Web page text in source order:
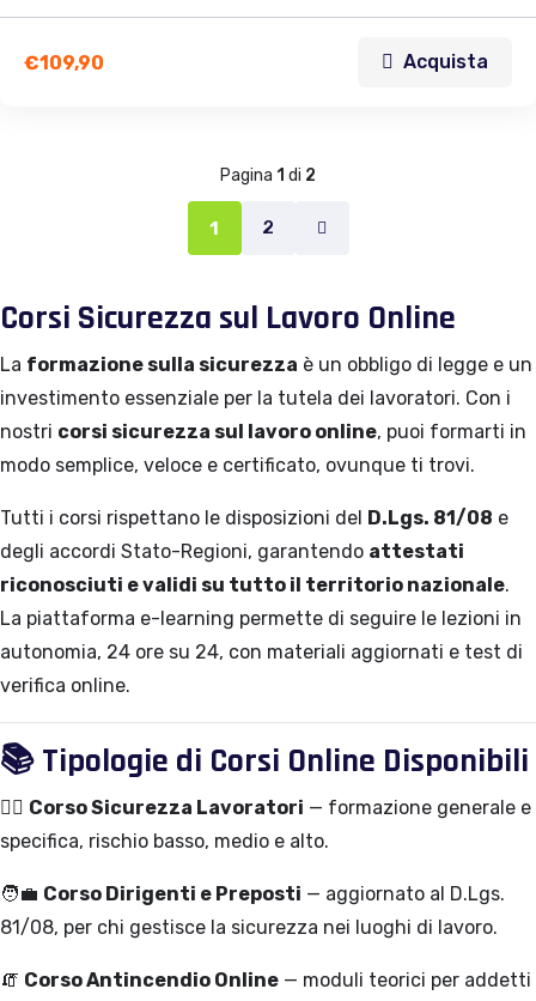
€109,90 Acquista
Pagina 1 di 2
1 2
Corsi Sicurezza sul Lavoro Online
La formazione sulla sicurezza è un obbligo di legge e un
investimento essenziale per la tutela dei lavoratori. Con i
nostri corsi sicurezza sul lavoro online, puoi formarti in
modo semplice, veloce e certificato, ovunque ti trovi.
Tutti i corsi rispettano le disposizioni del D.Lgs. 81/08 e
degli accordi Stato-Regioni, garantendo attestati
riconosciuti e validi su tutto il territorio nazionale.
La piattaforma e-learning permette di seguire le lezioni in
autonomia, 24 ore su 24, con materiali aggiornati e test di
verifica online.
📚Tipologie di Corsi Online Disponibili
👷‍♂️ Corso Sicurezza Lavoratori — formazione generale e
specifica, rischio basso, medio e alto.
🧑‍💼 Corso Dirigenti e Preposti — aggiornato al D.Lgs.
81/08, per chi gestisce la sicurezza nei luoghi di lavoro.
🧯 Corso Antincendio Online — moduli teorici per addetti